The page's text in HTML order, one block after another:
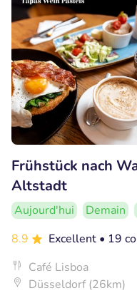
Frühstück nach
Altstadt
Aujourd'hui Demain
8.9
Excellent • 19
Café Lisboa
Düsseldorf (26km)